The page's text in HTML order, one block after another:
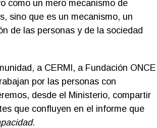
como un mero mecanismo de
sino que es un mecanismo, un
de las personas y de la sociedad
a CERMI, a Fundación ONCE
por las personas con
desde el Ministerio, compartir
que confluyen en el informe que
.